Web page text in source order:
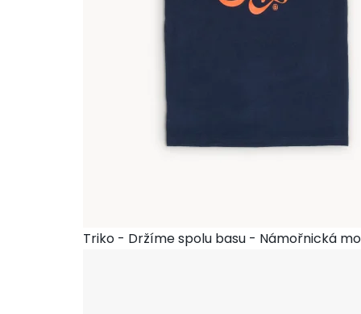
Triko - Držíme spolu basu - Námořnická